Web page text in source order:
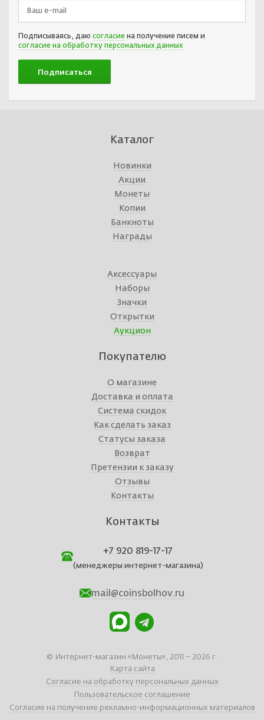
Подписываясь, даю согласие на получение писем и
согласие на обработку персональных данных
Каталог
Новинки
Акции
Монеты
Копии
Банкноты
Награды
Аксессуары
Наборы
Значки
Открытки
Аукцион
Покупателю
О магазине
Доставка и оплата
Система скидок
Как сделать заказ
Статусы заказа
Возврат
Претензии к заказу
Отзывы
Контакты
Контакты
+7 920 819-17-17
(менеджеры интернет-магазина)
mail@coinsbolhov.ru
© Интернет-магазин «Монеты», 2011 – 2026 г.
Карта сайта
Согласие на обработку персональных данных
Пользовательское соглашение
Согласие на получение рекламно-информационных материалов